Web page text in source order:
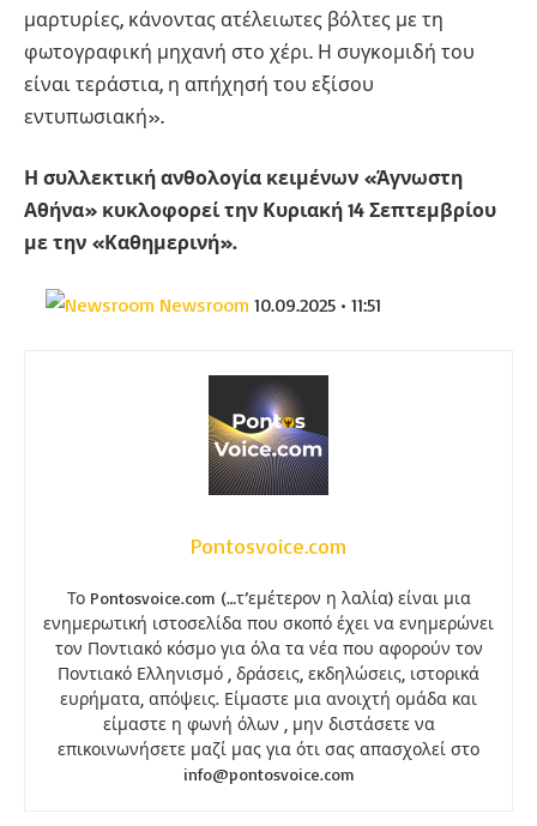
μαρτυρίες, κάνοντας ατέλειωτες βόλτες με τη
φωτογραφική μηχανή στο χέρι. Η συγκομιδή του
είναι τεράστια, η απήχησή του εξίσου
εντυπωσιακή».
Η συλλεκτική ανθολογία κειμένων «Άγνωστη
Αθήνα» κυκλοφορεί την Κυριακή 14 Σεπτεμβρίου
με την «Καθημερινή».
Newsroom 10.09.2025 • 11:51
Pontosvoice.com
Το Pontosvoice.com (…τ’εμέτερον η λαλία) είναι μια
ενημερωτική ιστοσελίδα που σκοπό έχει να ενημερώνει
τον Ποντιακό κόσμο για όλα τα νέα που αφορούν τον
Ποντιακό Ελληνισμό , δράσεις, εκδηλώσεις, ιστορικά
ευρήματα, απόψεις. Είμαστε μια ανοιχτή ομάδα και
είμαστε η φωνή όλων , μην διστάσετε να
επικοινωνήσετε μαζί μας για ότι σας απασχολεί στο
info@pontosvoice.com